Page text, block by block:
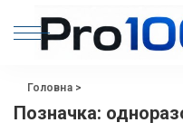
Головна>
Позначка: